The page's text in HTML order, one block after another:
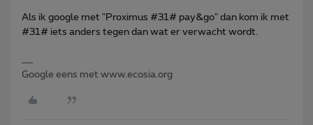
Als ik google met "Proximus #31# pay&go" dan kom ik met
#31# iets anders tegen dan wat er verwacht wordt.
Google eens met www.ecosia.org